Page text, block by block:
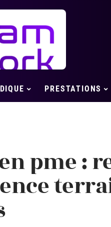
PRESTATIONS
en pme :